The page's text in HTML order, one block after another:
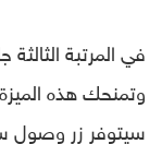
في المرتبة
وتمنحك هذه
سيتوفر زر وصول